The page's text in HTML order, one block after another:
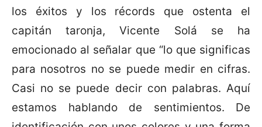
los éxitos y los récords que ostenta el
capitán taronja, Vicente Solá se ha
emocionado al señalar que “lo que significas
para nosotros no se puede medir en cifras.
Casi no se puede decir con palabras. Aquí
estamos hablando de sentimientos. De